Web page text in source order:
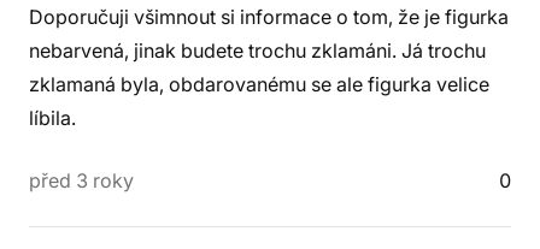
Doporučuji všimnout si informace o tom, že je figurka
nebarvená, jinak budete trochu zklamáni. Já trochu
zklamaná byla, obdarovanému se ale figurka velice
líbila.
před 3 roky 0